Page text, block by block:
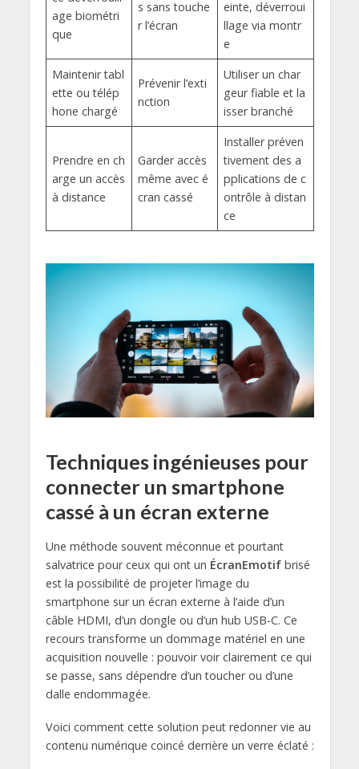
age biométri
que
s sans touche
r l’écran
einte, déverroui
llage via montr
e
Maintenir tabl
ette ou télép
hone chargé
Prévenir l’exti
nction
Utiliser un char
geur fiable et la
isser branché
Prendre en ch
arge un accès
à distance
Garder accès
même avec é
cran cassé
Installer préven
tivement des a
pplications de c
ontrôle à distan
ce
Techniques ingénieuses pour
connecter un smartphone
cassé à un écran externe
Une méthode souvent méconnue et pourtant
salvatrice pour ceux qui ont un ÉcranEmotifbrisé
est la possibilité de projeter l’image du
smartphone sur un écran externe à l’aide d’un
câble HDMI, d’un dongle ou d’un hub USB-C. Ce
recours transforme un dommage matériel en une
acquisition nouvelle : pouvoir voir clairement ce qui
se passe, sans dépendre d’un toucher ou d’une
dalle endommagée.
Voici comment cette solution peut redonner vie au
contenu numérique coincé derrière un verre éclaté :